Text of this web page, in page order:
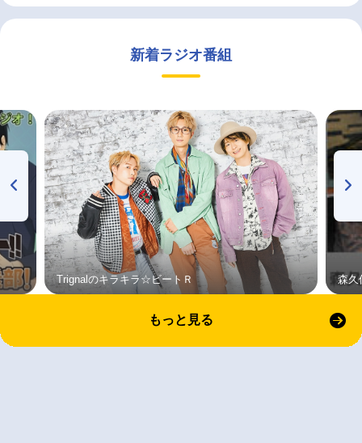
新着ラジオ番組
Trignalのキラキラ☆ビートＲ 森久
もっと見る